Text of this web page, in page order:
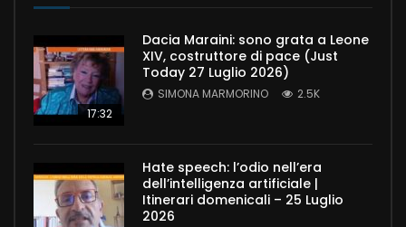
17:32
Dacia Maraini: sono grata a Leone
XIV, costruttore di pace (Just
Today 27 Luglio 2026)
SIMONA MARMORINO 2.5K
Hate speech: l’odio nell’era
dell’intelligenza artificiale |
Itinerari domenicali – 25 Luglio
2026